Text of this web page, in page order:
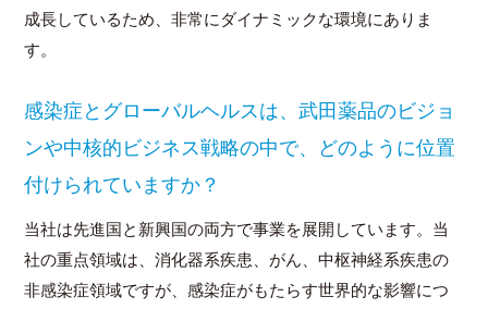
成長しているため、非常にダイナミックな環境にありま
す。
感染症とグローバルヘルスは、武田薬品のビジョ
ンや中核的ビジネス戦略の中で、どのように位置
付けられていますか？
当社は先進国と新興国の両方で事業を展開しています。当
社の重点領域は、消化器系疾患、がん、中枢神経系疾患の
非感染症領域ですが、感染症がもたらす世界的な影響につ